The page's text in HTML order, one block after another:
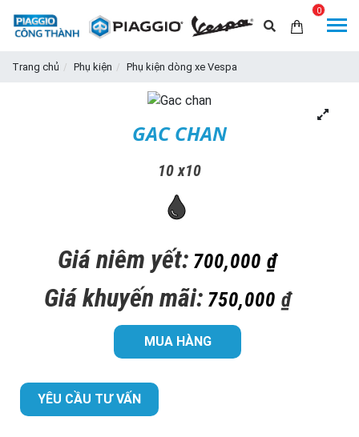
0
Trang chủ Phụ kiện Phụ kiện dòng xe Vespa
GAC CHAN
10 x10
Giá niêm yết: 700,000 ₫
Giá khuyến mãi: 750,000 ₫
MUA HÀNG
YÊU CẦU TƯ VẤN